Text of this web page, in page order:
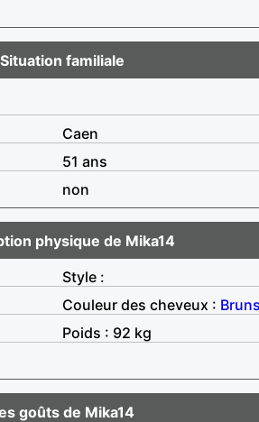
Situation familiale
Caen
51 ans
non
physique de Mika14
Style :
Couleur des cheveux : Bruns
Poids : 92 kg
goûts de Mika14